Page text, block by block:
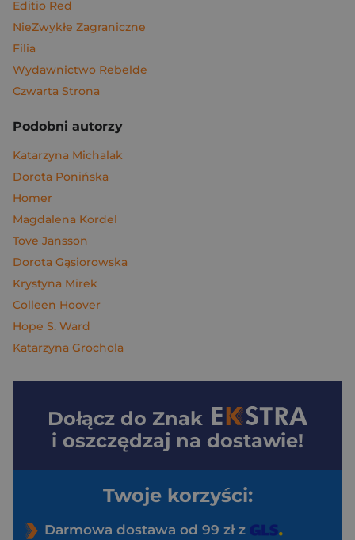
Editio Red
NieZwykłe Zagraniczne
Filia
Wydawnictwo Rebelde
Czwarta Strona
Podobni autorzy
Katarzyna Michalak
Dorota Ponińska
Homer
Magdalena Kordel
Tove Jansson
Dorota Gąsiorowska
Krystyna Mirek
Colleen Hoover
Hope S. Ward
Katarzyna Grochola
Dołącz do Znak
i oszczędzaj na dostawie!
Twoje korzyści:
Darmowa dostawa od 99 zł z